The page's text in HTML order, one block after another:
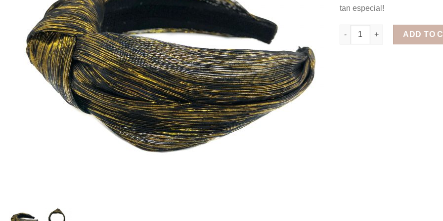
tan especial!
Diadema con Nudo de
ADD TO